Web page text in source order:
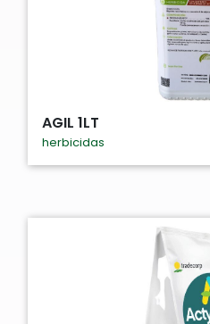
AGIL 1LT
herbicidas